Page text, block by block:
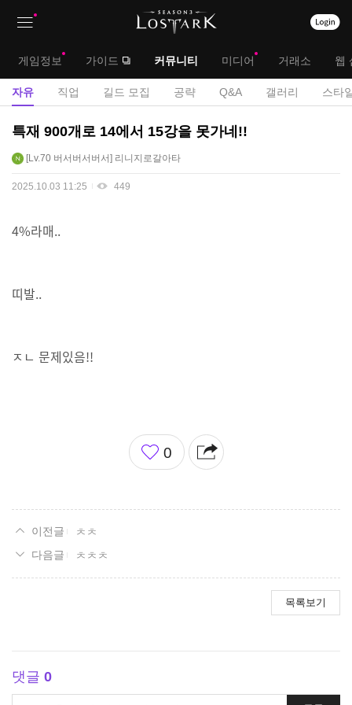
대
메
뉴
게임정보 가이드 커뮤니티 미디어 거래소 웹
서
자유 직업 길드 모집 공략 Q&A 갤러리 스타
자
게
특재 900개로 14에서 15강을 못가네!!
Lv.70 버서버서버서 리니지로갈아타
2025.10.03 11:25 449
4%라매..
띠발..
ㅈㄴ 문제있음!!
좋
아
0
ㅊㅊ
ㅊㅊㅊ
목록보기
댓글 0